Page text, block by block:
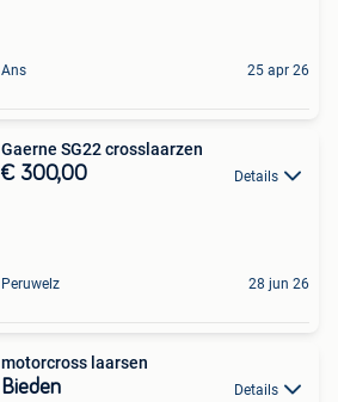
Ans 25 apr 26
Gaerne SG22 crosslaarzen
€ 300,00 Details
Peruwelz 28 jun 26
motorcross laarsen
Bieden Details